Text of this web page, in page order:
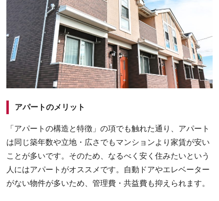
アパートのメリット
「アパートの構造と特徴」の項でも触れた通り、アパート
は同じ築年数や立地・広さでもマンションより家賃が安い
ことが多いです。そのため、なるべく安く住みたいという
人にはアパートがオススメです。自動ドアやエレベーター
がない物件が多いため、管理費・共益費も抑えられます。